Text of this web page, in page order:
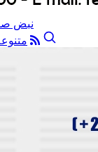
نبض